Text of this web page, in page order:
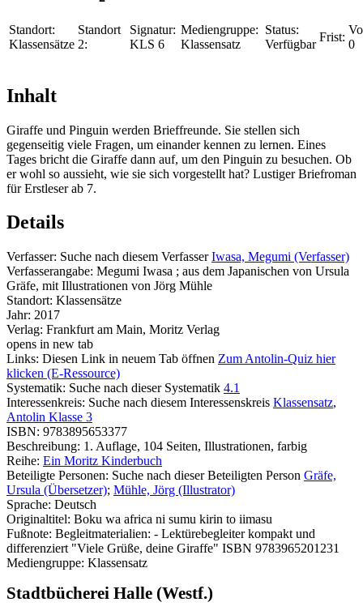
Standort:
Klassensätze
Standort
2:
Signatur:
KLS 6
Mediengruppe:
Klassensatz
Status:
Verfügbar
Frist:
0
Inhalt
Giraffe und Pinguin werden Brieffreunde. Sie stellen sich
gegenseitig viele Fragen, um einander kennen zu lernen. Eines
Tages bricht die Giraffe dann auf, um den Pinguin zu besuchen. Ob
er wohl so aussieht, wie sie sich vorgestellt hat? Lustiger Briefroman
für Erstleser ab 7.
Details
Verfasser: Suche nach diesem Verfasser Iwasa, Megumi (Verfasser)
Verfasserangabe: Megumi Iwasa ; aus dem Japanischen von Ursula
Gräfe, mit Illustrationen von Jörg Mühle
Standort: Klassensätze
Jahr: 2017
Verlag: Frankfurt am Main, Moritz Verlag
opens in new tab
Links: Diesen Link in neuem Tab öffnen Zum Antolin-Quiz hier
klicken (E-Ressource)
Systematik: Suche nach dieser Systematik 4.1
Interessenkreis: Suche nach diesem Interessenskreis Klassensatz,
Antolin Klasse 3
ISBN: 9783895653377
Beschreibung: 1. Auflage, 104 Seiten, Illustrationen, farbig
Reihe: Ein Moritz Kinderbuch
Beteiligte Personen: Suche nach dieser Beteiligten Person Gräfe,
Ursula (Übersetzer); Mühle, Jörg (Illustrator)
Sprache: Deutsch
Originaltitel: Boku wa africa ni sumu kirin to iimasu
Fußnote: Begleitmaterialien: - Lektürebegleiter kompakt und
differenziert "Viele Grüße, deine Giraffe" ISBN 9783965201231
Mediengruppe: Klassensatz
Stadtbücherei Halle (Westf.)